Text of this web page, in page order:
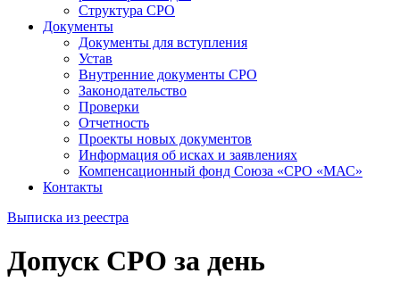
Структура СРО
Документы
Документы для вступления
Устав
Внутренние документы СРО
Законодательство
Проверки
Отчетность
Проекты новых документов
Информация об исках и заявлениях
Компенсационный фонд Союза «СРО «МАС»
Контакты
Выписка из реестра
Допуск СРО за день